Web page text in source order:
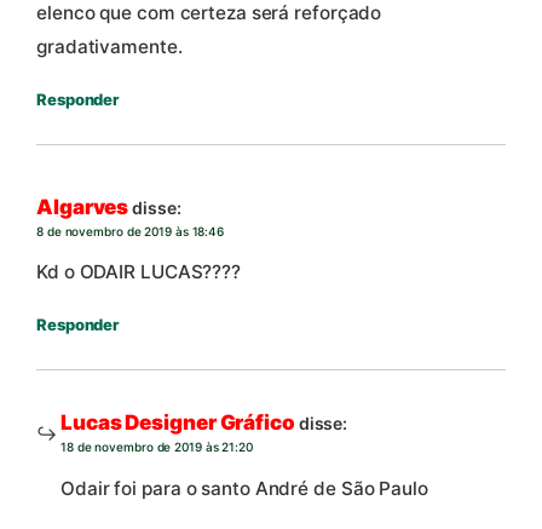
elenco que com certeza será reforçado
gradativamente.
Responder
Algarvesdisse:
8 de novembro de 2019 às 18:46
Kd o ODAIR LUCAS????
Responder
Lucas Designer Gráfico disse:
18 de novembro de 2019 às 21:20
Odair foi para o santo André de São Paulo